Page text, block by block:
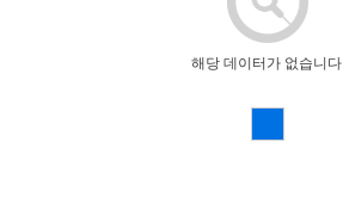
해당 데이터가 없습니다.